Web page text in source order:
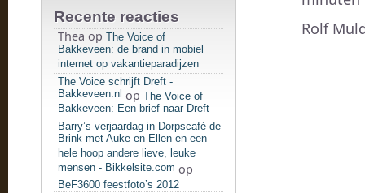
Recente reacties
Thea op The Voice of
Bakkeveen: de brand in mobiel
internet op vakantieparadijzen
The Voice schrijft Dreft -
Bakkeveen.nl op The Voice of
Bakkeveen: Een brief naar Dreft
Barry’s verjaardag in Dorpscafé de
Brink met Auke en Ellen en een
hele hoop andere lieve, leuke
mensen - Bikkelsite.com op
BeF3600 feestfoto’s 2012
Rolf